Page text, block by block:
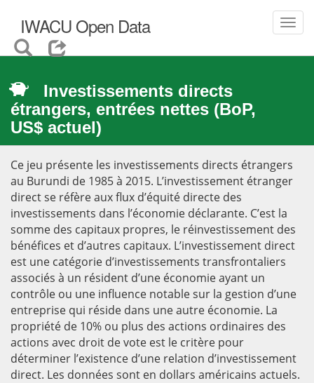
IWACU Open Data
Investissements directs
étrangers, entrées nettes (BoP,
US$ actuel)
Ce jeu présente les investissements directs étrangers
au Burundi de 1985 à 2015. L’investissement étranger
direct se réfère aux flux d’équité directe des
investissements dans l’économie déclarante. C’est la
somme des capitaux propres, le réinvestissement des
bénéfices et d’autres capitaux. L’investissement direct
est une catégorie d’investissements transfrontaliers
associés à un résident d’une économie ayant un
contrôle ou une influence notable sur la gestion d’une
entreprise qui réside dans une autre économie. La
propriété de 10% ou plus des actions ordinaires des
actions avec droit de vote est le critère pour
déterminer l’existence d’une relation d’investissement
direct. Les données sont en dollars américains actuels.